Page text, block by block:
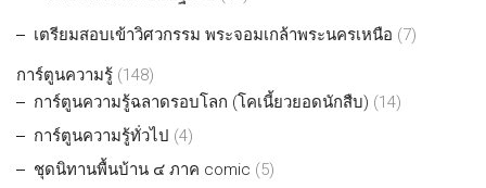
เตรียมสอบเข้าวิศวกรรม พระจอมเกล้าพระนครเหนือ (7)
การ์ตูนความรู้ (148)
การ์ตูนความรู้ฉลาดรอบโลก (โคเนี้ยวยอดนักสืบ) (14)
การ์ตูนความรู้ทั่วไป (4)
ชุดนิทานพื้นบ้าน ๔ ภาค comic (5)